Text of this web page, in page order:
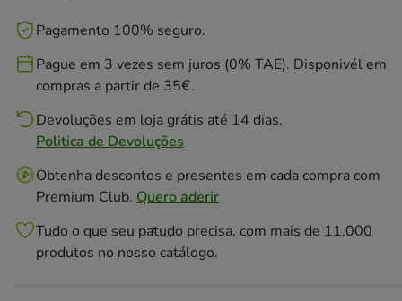
Pagamento 100% seguro.
Pague em 3 vezes sem juros (0% TAE). Disponivél em
compras a partir de 35€.
Devoluções em loja grátis até 14 dias.
Politica de Devoluções
Obtenha descontos e presentes em cada compra com
Premium Club. Quero aderir
Tudo o que seu patudo precisa, com mais de 11.000
produtos no nosso catálogo.